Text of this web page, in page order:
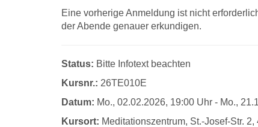
Eine vorherige Anmeldung ist nicht
der Abende genauer erkundigen.
Status: Bitte Infotext beachten
Kursnr.: 26TE010E
Datum: Mo., 02.02.2026, 19:00 Uhr - Mo.,
Kursort: Meditationszentrum, St.-Josef-Str.